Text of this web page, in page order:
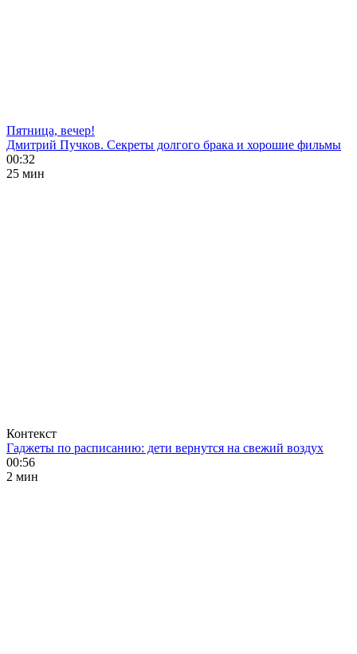
Пятница, вечер!
Дмитрий Пучков. Секреты долгого брака и хорошие фильмы
00:32
25 мин
Контекст
Гаджеты по расписанию: дети вернутся на свежий воздух
00:56
2 мин